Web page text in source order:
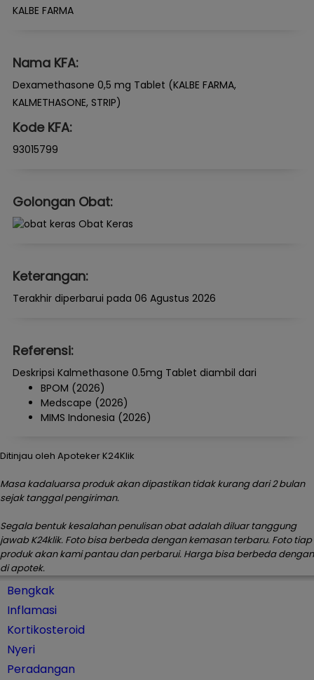
KALBE FARMA
Nama KFA:
Dexamethasone 0,5 mg Tablet (KALBE FARMA,
KALMETHASONE, STRIP)
Kode KFA:
93015799
Golongan Obat:
Obat Keras
Keterangan:
Terakhir diperbarui pada 06 Agustus 2026
Referensi:
Deskripsi Kalmethasone 0.5mg Tablet diambil dari
BPOM (2026)
Medscape (2026)
MIMS Indonesia (2026)
Ditinjau oleh Apoteker K24Klik
Masa kadaluarsa produk akan dipastikan tidak kurang dari 2 bulan
sejak tanggal pengiriman.
Segala bentuk kesalahan penulisan obat adalah diluar tanggung
jawab K24klik. Foto bisa berbeda dengan kemasan terbaru. Foto tiap
produk akan kami pantau dan perbarui. Harga bisa berbeda dengan
di apotek.
Bengkak
Inflamasi
Kortikosteroid
Nyeri
Peradangan